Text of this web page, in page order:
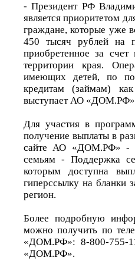
- Президент РФ
является приоритетом
граждане, которые уже
450 тысяч рублей на
приобретенное за
территории края.
имеющих детей, по
кредитам (займам)
выступает АО «ДОМ.РФ»,
Для участия в
получение выплаты в
сайте АО «ДОМ.РФ» -
семьям - Поддержка
которым доступна
гиперссылку на бланки
регион.
Более подробную
можно получить по
«ДОМ.РФ»: 8-800-755-
«ДОМ.РФ».